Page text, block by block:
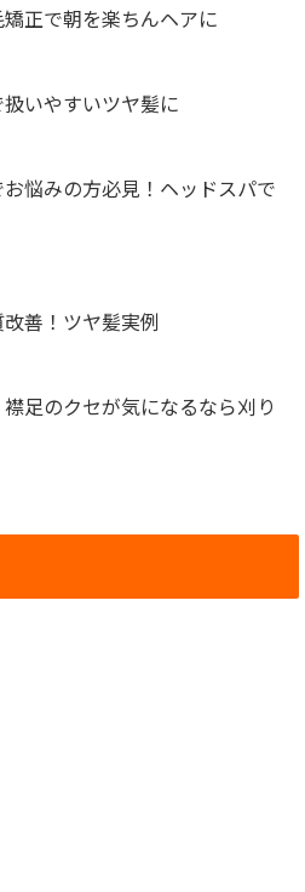
正で朝を楽ちんヘアに
いやすいツヤ髪に
悩みの方必見！ヘッドスパで
善！ツヤ髪実例
襟足のクセが気になるなら刈り